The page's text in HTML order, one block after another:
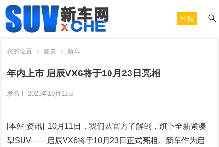
导航
您的位置 首页 新车
年内上市 启辰VX6将于10月23日亮相
发布于 2023年10月11日
[本站 资讯] 10月11日，我们从官方了解到，旗下全新紧凑
型SUV――启辰VX6将于10月23日正式亮相。新车作为启